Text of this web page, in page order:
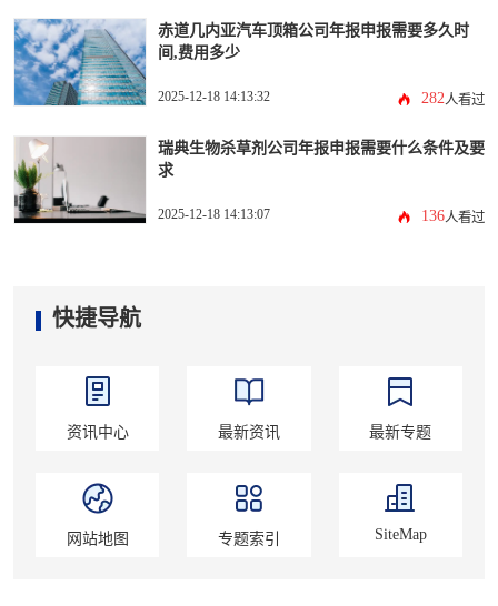
赤道几内亚汽车顶箱公司年报申报需要多久时
间,费用多少
2025-12-18 14:13:32 282人看过
瑞典生物杀草剂公司年报申报需要什么条件及要
求
2025-12-18 14:13:07 136人看过
快捷导航
资讯中心 最新资讯 最新专题
网站地图 专题索引 SiteMap